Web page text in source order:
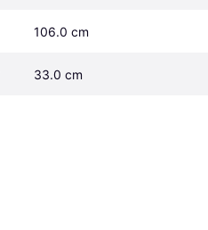
106.0 cm
33.0 cm